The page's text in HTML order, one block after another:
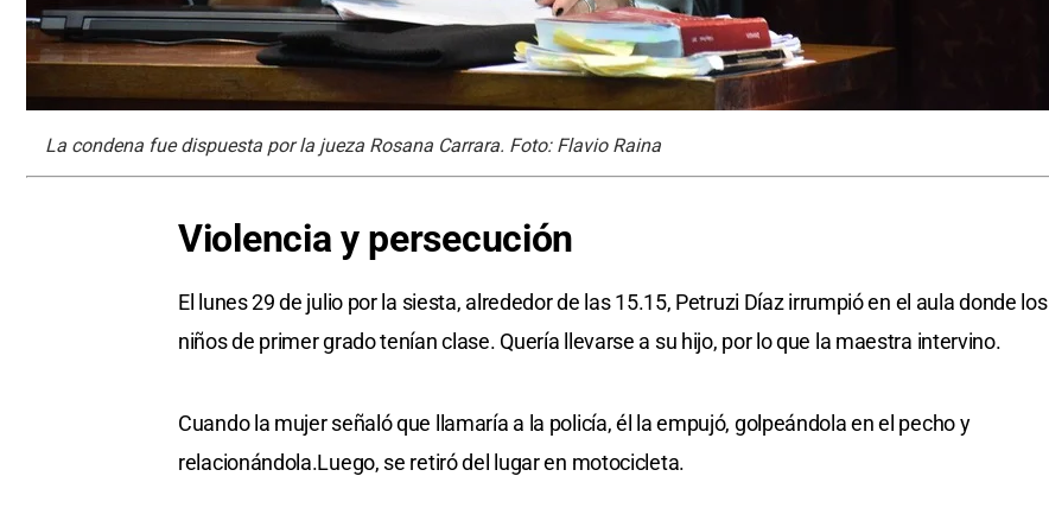
La condena fue dispuesta por la jueza Rosana Carrara. Foto: Flavio Raina
Violencia y persecución
El lunes 29 de julio por la siesta, alrededor de las 15.15, Petruzi Díaz irrumpió en el aula donde los
niños de primer grado tenían clase. Quería llevarse a su hijo, por lo que la maestra intervino.
Cuando la mujer señaló que llamaría a la policía, él la empujó, golpeándola en el pecho y
relacionándola.Luego, se retiró del lugar en motocicleta.